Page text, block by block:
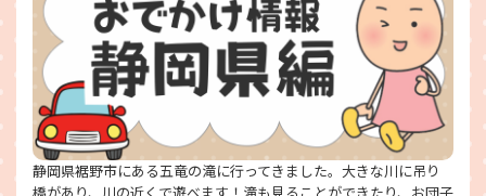
静岡県裾野市にある五竜の滝に行ってきました。大きな川に吊り